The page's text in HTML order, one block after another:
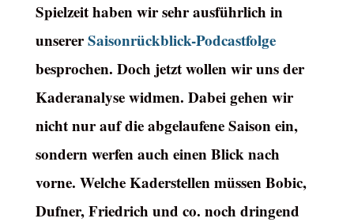
Spielzeit haben wir sehr ausführlich in
unsererSaisonrückblick-Podcastfolge
besprochen. Doch jetzt wollen wir uns der
Kaderanalyse widmen. Dabei gehen wir
nicht nur auf die abgelaufene Saison ein,
sondern werfen auch einen Blick nach
vorne. Welche Kaderstellen müssen Bobic,
Dufner, Friedrich und co. noch dringend